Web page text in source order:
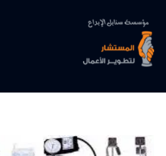
المحتوى